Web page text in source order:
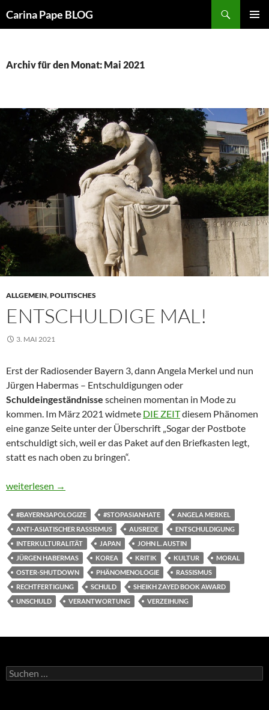
Carina Pape BLOG
Archiv für den Monat: Mai 2021
ALLGEMEIN,POLITISCHES
ENTSCHULDIGE MAL!
3. MAI 2021
Erst der Radiosender Bayern 3, dann Angela Merkel und nun
Jürgen Habermas – Entschuldigungen oder
Schuldeingeständnisse scheinen momentan in Mode zu
kommen. Im März 2021 widmete DIE ZEITdiesem Phänomen
eine ganze Seite unter der Überschrift „Sogar der Postbote
entschuldigt sich, weil er das Paket auf den Briefkasten legt,
statt es nach oben zu bringen“.
Entschuldige mal!
weiterlesen →
#BAYERN3APOLOGIZE #STOPASIANHATE
ANGELA MERKEL
ANTI-ASIATISCHER RASSISMUS
AUSREDE
ENTSCHULDIGUNG
INTERKULTURALITÄT
JAPAN
JOHN L. AUSTIN
JÜRGEN HABERMAS
KOREA KRITIK KULTUR
MORAL
OSTER-SHUTDOWN
PHÄNOMENOLOGIE
RASSISMUS
RECHTFERTIGUNG
SCHULD
SHEIKH ZAYED BOOK AWARD
UNSCHULD
VERANTWORTUNG VERZEIHUNG
Suchen
nach: